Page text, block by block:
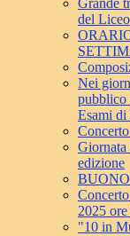
Grande
del
Nei
pubblico
Esami di
edizione
BUONO
2025
"10 in